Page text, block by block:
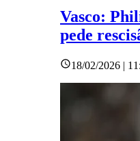
Vasco:
pede
18/02/2026 |